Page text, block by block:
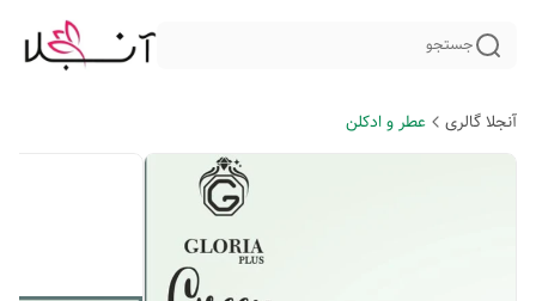
جستجو
آنجلا گالری عطر و ادکلن